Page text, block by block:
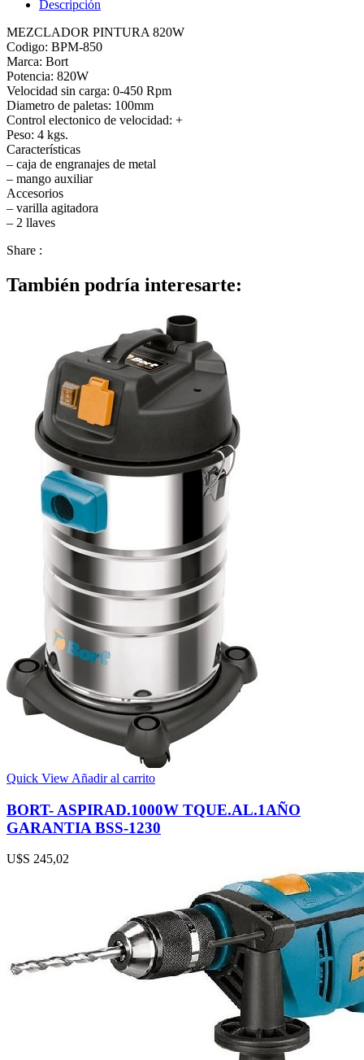
850
cantidad
Descripción
MEZCLADOR PINTURA 820W
Codigo: BPM-850
Marca: Bort
Potencia: 820W
Velocidad sin carga: 0-450 Rpm
Diametro de paletas: 100mm
Control electonico de velocidad: +
Peso: 4 kgs.
Características
– caja de engranajes de metal
– mango auxiliar
Accesorios
– varilla agitadora
– 2 llaves
Share :
También podría interesarte:
Quick View Añadir al carrito
BORT- ASPIRAD.1000W TQUE.AL.1AÑO
GARANTIA BSS-1230
U$S 245,02